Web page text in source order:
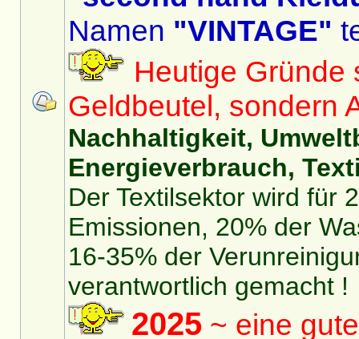
Namen "VINTAGE"
Heutige Gründe
Geldbeutel, sondern
Nachhaltigkeit,
Energieverbrauch,
Der Textilsektor wird für
Emissionen, 20% der
16-35% der
verantwortlich gemacht !
2025 ~ eine